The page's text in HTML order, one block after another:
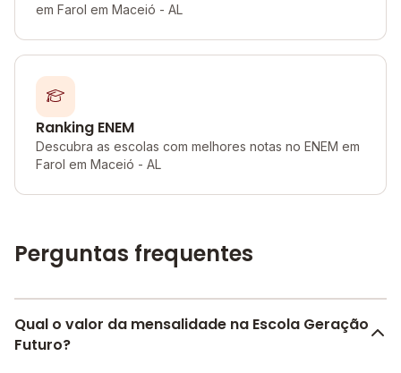
em Farol em Maceió - AL
Ranking ENEM
Descubra as escolas com melhores notas no ENEM em
Farol em Maceió - AL
Perguntas frequentes
Qual o valor da mensalidade na Escola Geração
Futuro?